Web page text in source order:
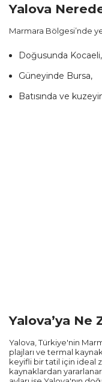
Yalova
Marmara Bölgesi’nde
Doğusunda Kocaeli,
Güneyinde Bursa,
Batısında ve
Yalova’ya Ne
Yalova, Türkiye'nin
plajları ve termal
keyifli bir tatil için ideal
kaynaklardan